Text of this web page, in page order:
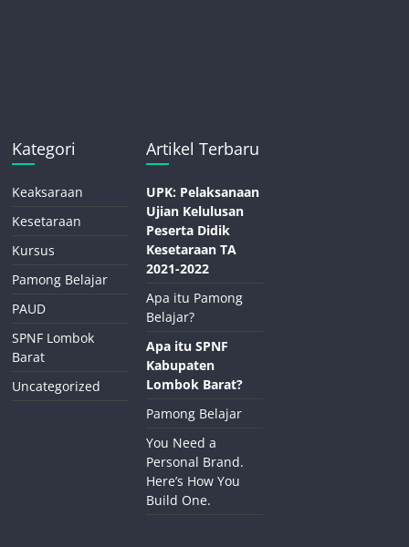
Kategori
Keaksaraan
Kesetaraan
Kursus
Pamong Belajar
PAUD
SPNF Lombok
Barat
Uncategorized
Artikel Terbaru
UPK: Pelaksanaan
Ujian Kelulusan
Peserta Didik
Kesetaraan TA
2021-2022
Apa itu Pamong
Belajar?
Apa itu SPNF
Kabupaten
Lombok Barat?
Pamong Belajar
You Need a
Personal Brand.
Here’s How You
Build One.